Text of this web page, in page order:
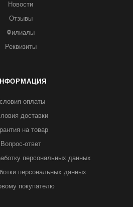
Новости
Отзывы
Филиалы
Реквизиты
оплаты
доставки
на товар
Вопрос-ответ
персональных данных
персональных данных
покупателю